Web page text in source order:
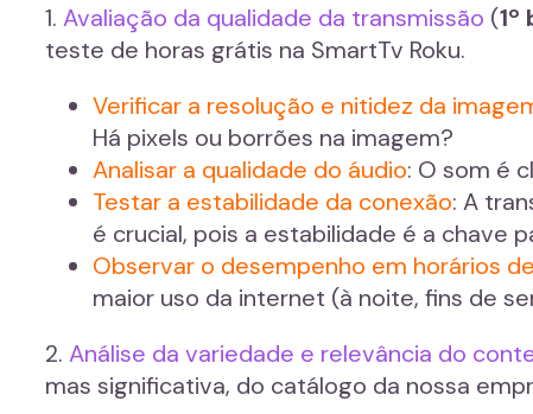
1. Avaliação da qualidade da transmissão (1º
teste de horas grátis na SmartTv Roku.
Verificar a resolução e nitidez da
Há pixels ou borrões na imagem?
Analisar a qualidade do áudio: O som é
Testar a estabilidade da conexão: A
é crucial, pois a estabilidade é a chave
Observar o desempenho em horários
maior uso da internet (à noite, fins de
2. Análise da variedade e relevância do
mas significativa, do catálogo da nossa